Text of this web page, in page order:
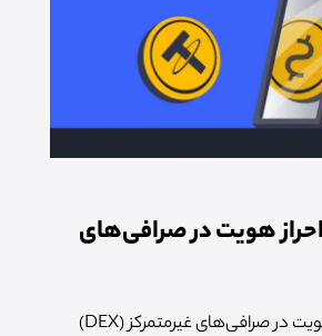
هویت در صرافی‌‌های
خرید تتر بدون احراز هویت در صرافی‌های غیرمتمرکز (DEX)